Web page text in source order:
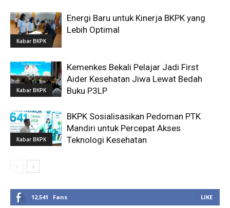
Kabar BKPK
Energi Baru untuk Kinerja BKPK yang
Lebih Optimal
Kabar BKPK
Kemenkes Bekali Pelajar Jadi First
Aider Kesehatan Jiwa Lewat Bedah
Buku P3LP
Kabar BKPK
BKPK Sosialisasikan Pedoman PTK
Mandiri untuk Percepat Akses
Teknologi Kesehatan
12,541 Fans LIKE